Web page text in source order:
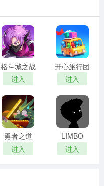
格斗城之战
进入
开心旅行团
进入
勇者之道
进入
LIMBO
进入